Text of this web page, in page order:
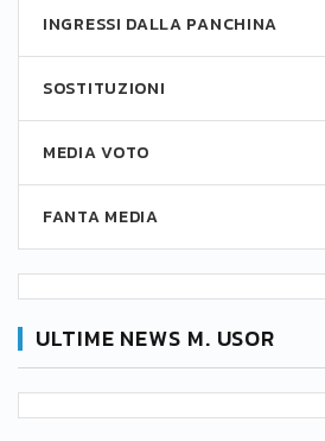
INGRESSI DALLA PANCHINA
SOSTITUZIONI
MEDIA VOTO
FANTA MEDIA
ULTIME NEWS M. USOR